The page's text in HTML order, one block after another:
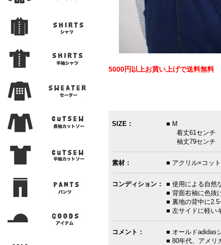
5000円以上お買い上げで送料無料
SIZE：
■ M
着丈61センチ
袖丈79センチ
素材： ■ アクリル×コッ
コンディション：
■ 使用による自然
■ 背面右袖に色抜
■ 裏地の背中に
■ 左サイドに軽い
コメント：
■ オールドadidas
■ 80年代、アメリ